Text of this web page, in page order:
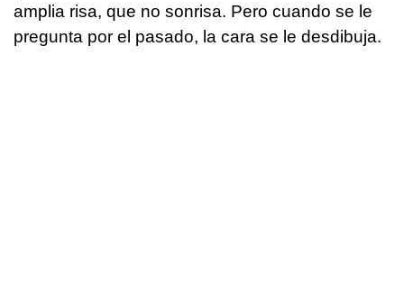
amplia risa, que no sonrisa. Pero cuando se le
pregunta por el pasado, la cara se le desdibuja.